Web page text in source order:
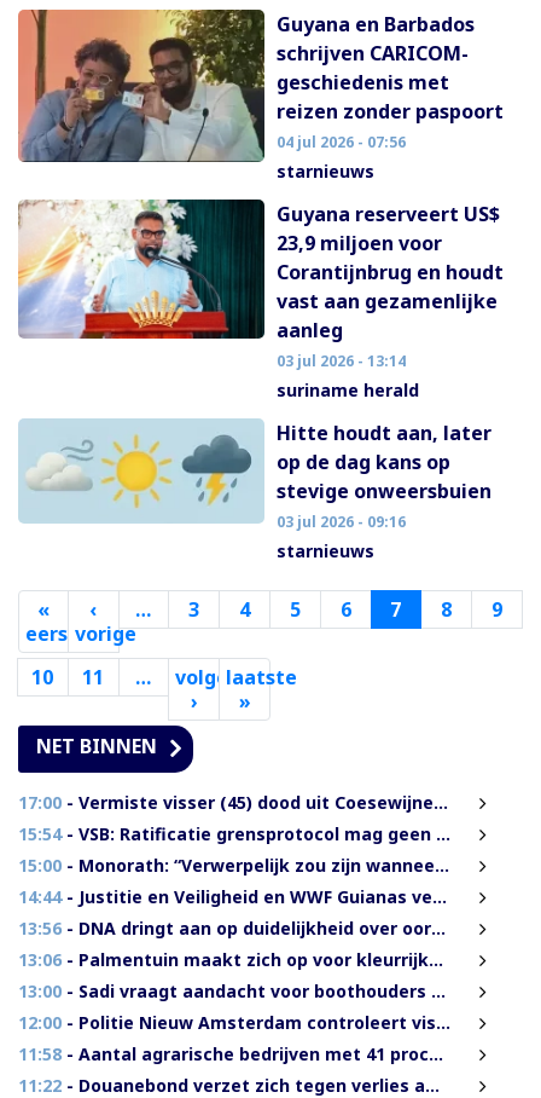
Guyana en Barbados
schrijven CARICOM-
geschiedenis met
reizen zonder paspoort
04 jul 2026 - 07:56
starnieuws
Guyana reserveert US$
23,9 miljoen voor
Corantijnbrug en houdt
vast aan gezamenlijke
aanleg
03 jul 2026 - 13:14
suriname herald
Hitte houdt aan, later
op de dag kans op
stevige onweersbuien
03 jul 2026 - 09:16
starnieuws
«
eerste
Eerste
pagina
‹
vorige
Vorige
pagina
… 3 4 5 6 7 8 9
10 11 …
volgende
› Volgende
pagina
laatste
»
pagina
NET BINNEN
17:00 - Vermiste visser (45) dood uit Coesewijnerivier gehaald
15:54- VSB: Ratificatie grensprotocol mag geen blanco cheque zijn
15:00 - Monorath: “Verwerpelijk zou zijn wanneer we de dingen zouden bedekken met de mantel der liefde”
14:44- Justitie en Veiligheid en WWF Guianas verkennen verdere samenwerking
13:56 - DNA dringt aan op duidelijkheid over oorzaak massale vissterfte
13:06 - Palmentuin maakt zich op voor kleurrijke viering Dag der Inheemsen
13:00 - Sadi vraagt aandacht voor boothouders en overbelasting Wijdenboschbrug
12:00 - Politie Nieuw Amsterdam controleert vissersvaartuigen op de rivier
11:58 - Aantal agrarische bedrijven met 41 procent gegroeid
11:22 - Douanebond verzet zich tegen verlies ambtenarenstatus bij wijziging Wet Belastingdienst